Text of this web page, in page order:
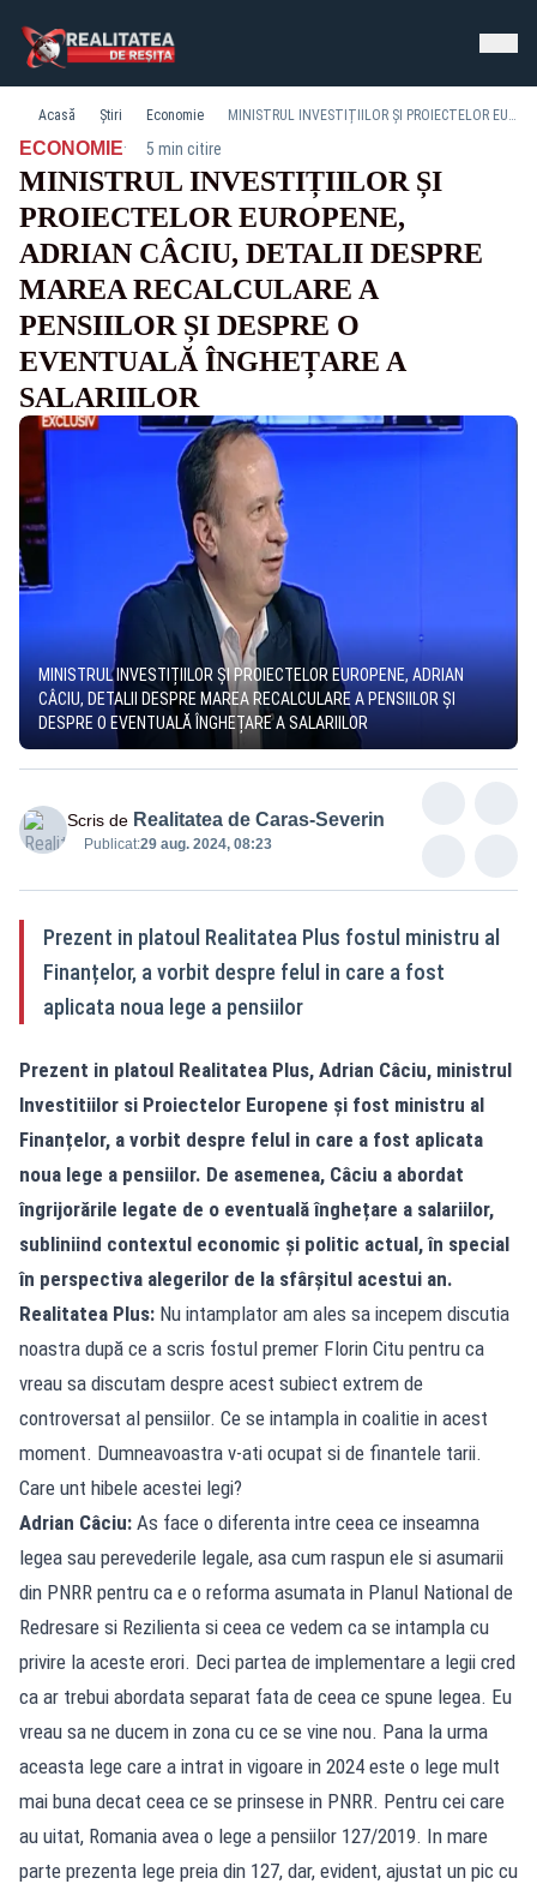
Acasă Știri Economie MINISTRUL INVESTIȚIILOR ȘI PROIECTELOR EUROPENE, ADRIAN CÂCIU, DETALII DESPRE MAREA RECALCULARE A PENSIILOR ȘI DESPRE O EVENTUALĂ ÎNGHEȚARE A SALARIILOR
ECONOMIE· 5 min citire
MINISTRUL INVESTIȚIILOR ȘI
PROIECTELOR EUROPENE,
ADRIAN CÂCIU, DETALII DESPRE
MAREA RECALCULARE A
PENSIILOR ȘI DESPRE O
EVENTUALĂ ÎNGHEȚARE A
SALARIILOR
MINISTRUL INVESTIȚIILOR ȘI PROIECTELOR EUROPENE, ADRIAN
CÂCIU, DETALII DESPRE MAREA RECALCULARE A PENSIILOR ȘI
DESPRE O EVENTUALĂ ÎNGHEȚARE A SALARIILOR
Scris de Realitatea de Caras-Severin
Publicat:29 aug. 2024, 08:23
Prezent in platoul Realitatea Plus fostul ministru al
Finanțelor, a vorbit despre felul in care a fost
aplicata noua lege a pensiilor
Prezent in platoul Realitatea Plus, Adrian Câciu, ministrul
Investitiilor si Proiectelor Europene și fost ministru al
Finanțelor, a vorbit despre felul in care a fost aplicata
noua lege a pensiilor. De asemenea, Câciu a abordat
îngrijorările legate de o eventuală înghețare a salariilor,
subliniind contextul economic și politic actual, în special
în perspectiva alegerilor de la sfârșitul acestui an.
Realitatea Plus: Nu intamplator am ales sa incepem discutia
noastra după ce a scris fostul premer Florin Citu pentru ca
vreau sa discutam despre acest subiect extrem de
controversat al pensiilor. Ce se intampla in coalitie in acest
moment. Dumneavoastra v-ati ocupat si de finantele tarii.
Care unt hibele acestei legi?
Adrian Câciu: As face o diferenta intre ceea ce inseamna
legea sau perevederile legale, asa cum raspun ele si asumarii
din PNRR pentru ca e o reforma asumata in Planul National de
Redresare si Rezilienta si ceea ce vedem ca se intampla cu
privire la aceste erori. Deci partea de implementare a legii cred
ca ar trebui abordata separat fata de ceea ce spune legea. Eu
vreau sa ne ducem in zona cu ce se vine nou. Pana la urma
aceasta lege care a intrat in vigoare in 2024 este o lege mult
mai buna decat ceea ce se prinsese in PNRR. Pentru cei care
au uitat, Romania avea o lege a pensiilor 127/2019. In mare
parte prezenta lege preia din 127, dar, evident, ajustat un pic cu